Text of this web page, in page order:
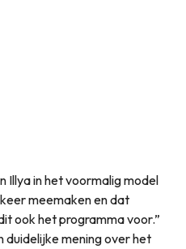
Illya in het voormalig model
meemaken en dat
ook het programma voor.”
duidelijke mening over het